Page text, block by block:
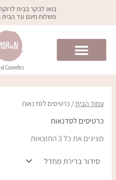
בואו לבקר בבית
משלוח חינם עד הבית
עמוד הבית/ כרטיסים לסדנאות
כרטיסים לסדנאות
מציגים את כל ⁦3⁩ התוצאות